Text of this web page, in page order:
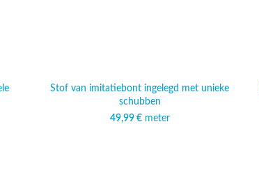
Stof van imitatiebont ingelegd met unieke
schubben
49,99 €meter